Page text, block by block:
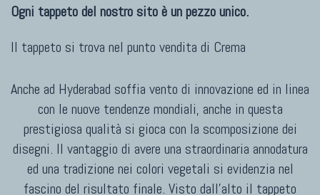
Ogni tappeto del nostro sito è un pezzo unico.
Il tappeto si trova nel punto vendita di Crema
Anche ad Hyderabad soffia vento di innovazione ed in linea
con le nuove tendenze mondiali, anche in questa
prestigiosa qualità si gioca con la scomposizione dei
disegni. Il vantaggio di avere una straordinaria annodatura
ed una tradizione nei colori vegetali si evidenzia nel
fascino del risultato finale. Visto dall'alto il tappeto